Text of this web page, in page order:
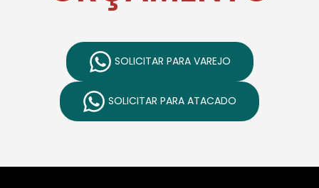
SOLICITAR PARA VAREJO
SOLICITAR PARA ATACADO